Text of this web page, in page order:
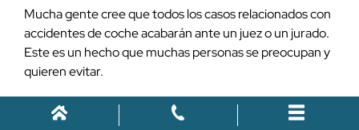
Mucha gente cree que todos los casos relacionados con
accidentes de coche acabarán ante un juez o un jurado.
Este es un hecho que muchas personas se preocupan y
quieren evitar.
La buena noticia es que la verdad de los casos de
accidentes de coche en Winter Haven es que la gran